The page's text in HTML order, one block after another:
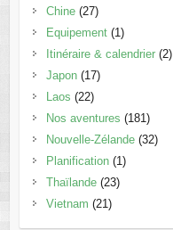
Chine(27)
Equipement(1)
Itinéraire & calendrier(2)
Japon(17)
Laos (22)
Nos aventures (181)
Nouvelle-Zélande(32)
Planification(1)
Thaïlande(23)
Vietnam (21)